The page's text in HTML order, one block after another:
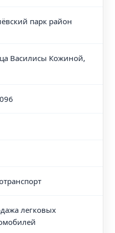
парк район
Василисы Кожиной,
легковых